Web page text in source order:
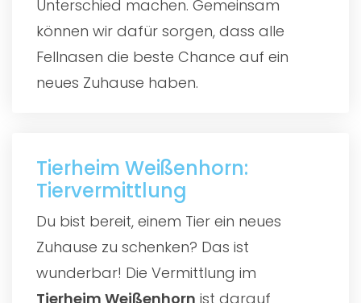
Unterschied machen. Gemeinsam
können wir dafür sorgen, dass alle
Fellnasen die beste Chance auf ein
neues Zuhause haben.
Tierheim Weißenhorn:
Tiervermittlung
Du bist bereit, einem Tier ein neues
Zuhause zu schenken? Das ist
wunderbar! Die Vermittlung im
Tierheim Weißenhorn ist darauf